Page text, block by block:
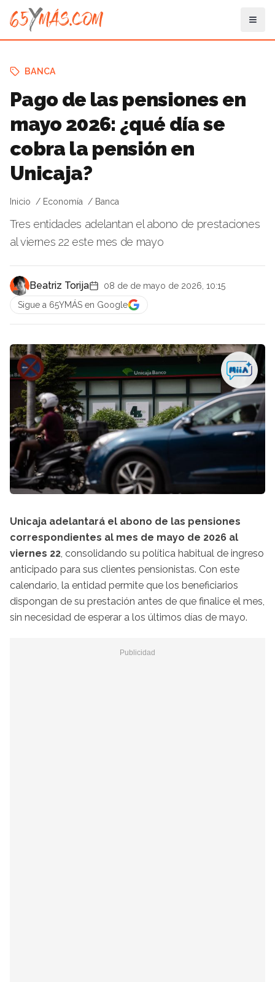
BANCA
Pago de las pensiones en
mayo 2026: ¿qué día se
cobra la pensión en
Unicaja?
Inicio Economía Banca
Tres entidades adelantan el abono de prestaciones
al viernes 22 este mes de mayo
Beatriz Torija
08 de de mayo de 2026, 10:15
Sigue a 65YMÁS en Google
Unicaja adelantará el abono de las pensiones
correspondientes al mes de mayo de 2026 al
viernes 22, consolidando su política habitual de ingreso
anticipado para sus clientes pensionistas. Con este
calendario, la entidad permite que los beneficiarios
dispongan de su prestación antes de que finalice el mes,
sin necesidad de esperar a los últimos días de mayo.